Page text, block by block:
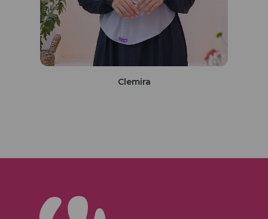
Clemira